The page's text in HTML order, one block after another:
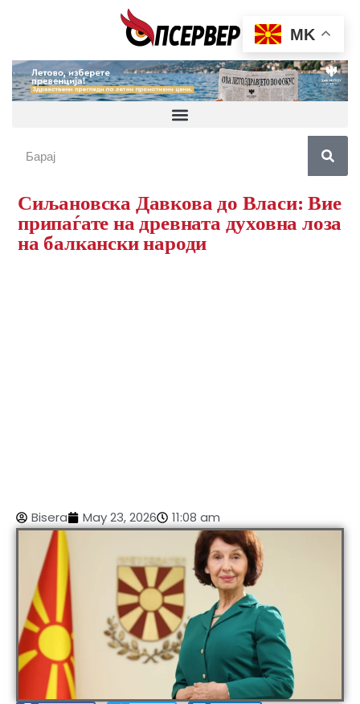
Сиљановска Давкова до Власи: Вие
припаѓате на древната духовна лоза
на балкански народи
Bisera May 23, 2026 11:08 am
MK